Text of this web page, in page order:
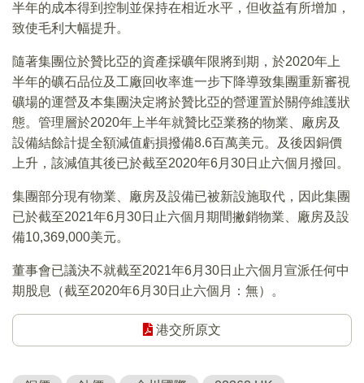
半年的成本得到控制並保持在相近水平，但收益有所增加，
致使毛利大幅提升。
隨著集團位於贊比亞的資產採礦年限將到期，於2020年上
半年的礦石品位及工廠回收率進一步下降導致集團重新審視
礦場的運營及本集團決定將於贊比亞的營運置於關停維護狀
態。管理層於2020年上半年就贊比亞業務的物業、廠房及
設備結餘計提全額減值虧損撥備8.6百萬美元。及後因銅價
上升，該減值其後已於截至2020年6月30日止六個月撥回。
集團部分現有物業、廠房及設備已被新設施取代，因此集團
已於截至2021年6月30日止六個月期間撇銷物業、廠房及設
備10,369,000美元。
董事會已議決不就截至2021年6月30日止六個月宣派任何中
期股息（截至2020年6月30日止六個月：無）。
港交所原文